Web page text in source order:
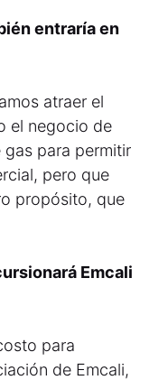
entraría en
atraer el
el negocio de
para permitir
pero que
propósito, que
Emcali
para
de Emcali,